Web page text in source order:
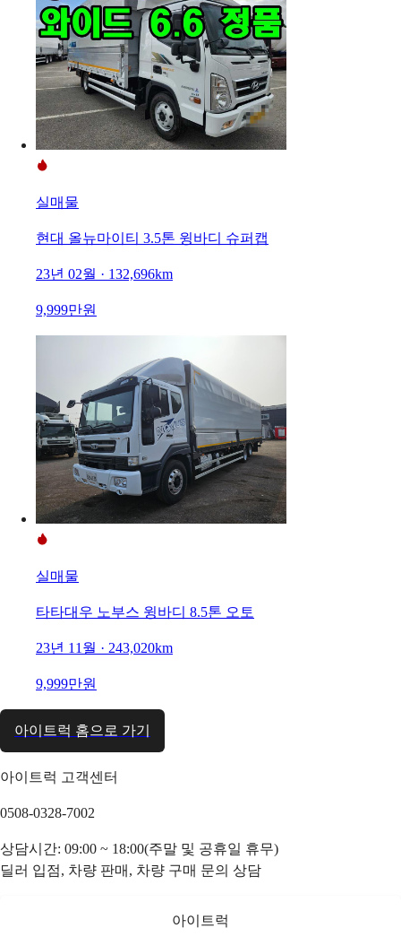
실매물
현대 올뉴마이티 3.5톤 윙바디 슈퍼캡
23년 02월 · 132,696km
9,999만원
실매물
타타대우 노부스 윙바디 8.5톤 오토
23년 11월 · 243,020km
9,999만원
아이트럭 홈으로 가기
아이트럭 고객센터
0508-0328-7002
상담시간: 09:00 ~ 18:00(주말 및 공휴일 휴무)
딜러 입점, 차량 판매, 차량 구매 문의 상담
아이트럭